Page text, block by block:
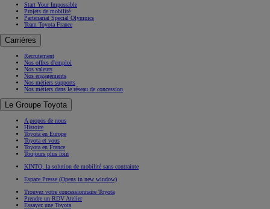
Start Your Impossible
Projets de mobilité
Partenariat Special Olympics
Team Toyota France
Carrières
Recrutement
Nos offres d'emploi
Nos valeurs
Nos engagements
Nos métiers supports
Nos métiers dans le réseau de concession
Le Groupe Toyota
A propos de nous
Histoire
Toyota en Europe
Toyota et vous
Toyota en France
Toujours plus loin
KINTO, la solution de mobilité sans contrainte
Espace Presse (Opens in new window)
Trouvez votre concessionnaire Toyota
Prendre un RDV Atelier
Essayez une Toyota